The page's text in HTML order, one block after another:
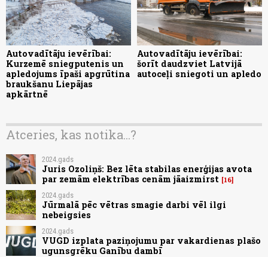
Autovadītāju ievērībai:
Kurzemē sniegputenis un
apledojums īpaši apgrūtina
braukšanu Liepājas
apkārtnē
Autovadītāju ievērībai:
šorīt daudzviet Latvijā
autoceļi sniegoti un apledo
Atceries, kas notika...?
2024.gads
Juris Ozoliņš: Bez lēta stabilas enerģijas avota
par zemām elektrības cenām jāaizmirst
16
2024.gads
Jūrmalā pēc vētras smagie darbi vēl ilgi
nebeigsies
2024.gads
VUGD izplata paziņojumu par vakardienas plašo
ugunsgrēku Ganību dambī